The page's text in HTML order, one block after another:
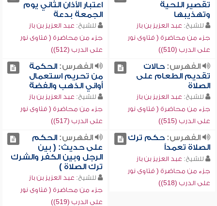
تقصير اللحية
وتهذيبها
للشيخ: عبد العزيز بن باز
جزء من محاضرة ( فتاوى نور
على الدرب (510))
اعتبار الأذان الثاني يوم
الجمعة بدعة
للشيخ: عبد العزيز بن باز
جزء من محاضرة ( فتاوى نور
على الدرب (512))
الفهرس:حالات
تقديم الطعام على
الصلاة
للشيخ: عبد العزيز بن باز
جزء من محاضرة ( فتاوى نور
على الدرب (515))
الفهرس:الحكمة
من تحريم استعمال
أواني الذهب والفضة
للشيخ: عبد العزيز بن باز
جزء من محاضرة ( فتاوى نور
على الدرب (517))
الفهرس:حكم ترك
الصلاة تعمداً
للشيخ: عبد العزيز بن باز
جزء من محاضرة ( فتاوى نور
على الدرب (518))
الفهرس:الحكم
على حديث: ( بين
الرجل وبين الكفر والشرك
ترك الصلاة )
للشيخ: عبد العزيز بن باز
جزء من محاضرة ( فتاوى نور
على الدرب (519))